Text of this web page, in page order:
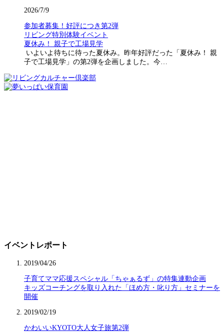
2026/7/9
参加者募集！好評につき第2弾
リビング特別体験イベント
夏休み！ 親子で工場見学
いよいよ待ちに待った夏休み。昨年好評だった「夏休み！ 親
子で工場見学」の第2弾を企画しました。今…
イベントレポート
2019/04/26
子育てママ応援スペシャル「ちゃぁるず」の特集連動企画
キッズコーチングを取り入れた「ほめ方・叱り方」セミナーを
開催
2019/02/19
かわいいKYOTO大人女子旅第2弾